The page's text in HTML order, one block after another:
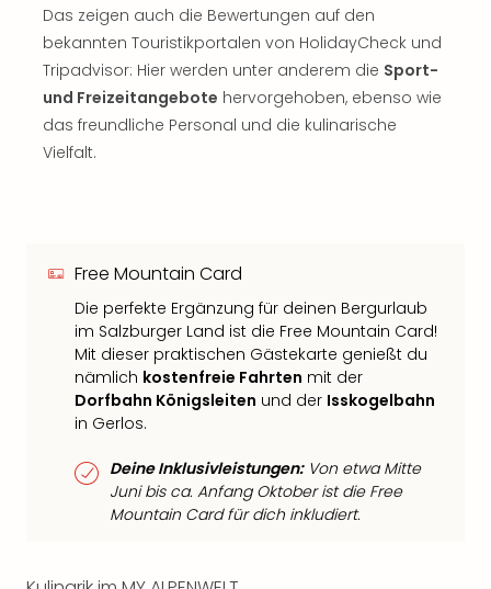
Das zeigen auch die Bewertungen auf den
bekannten Touristikportalen von HolidayCheck und
Tripadvisor: Hier werden unter anderem die Sport-
und Freizeitangebote hervorgehoben, ebenso wie
das freundliche Personal und die kulinarische
Vielfalt.
Free Mountain Card
Die perfekte Ergänzung für deinen Bergurlaub
im Salzburger Land ist die Free Mountain Card!
Mit dieser praktischen Gästekarte genießt du
nämlich kostenfreie Fahrten mit der
Dorfbahn Königsleiten und der Isskogelbahn
in Gerlos.
Deine Inklusivleistungen:Von etwa Mitte
Juni bis ca. Anfang Oktober ist die Free
Mountain Card für dich inkludiert.